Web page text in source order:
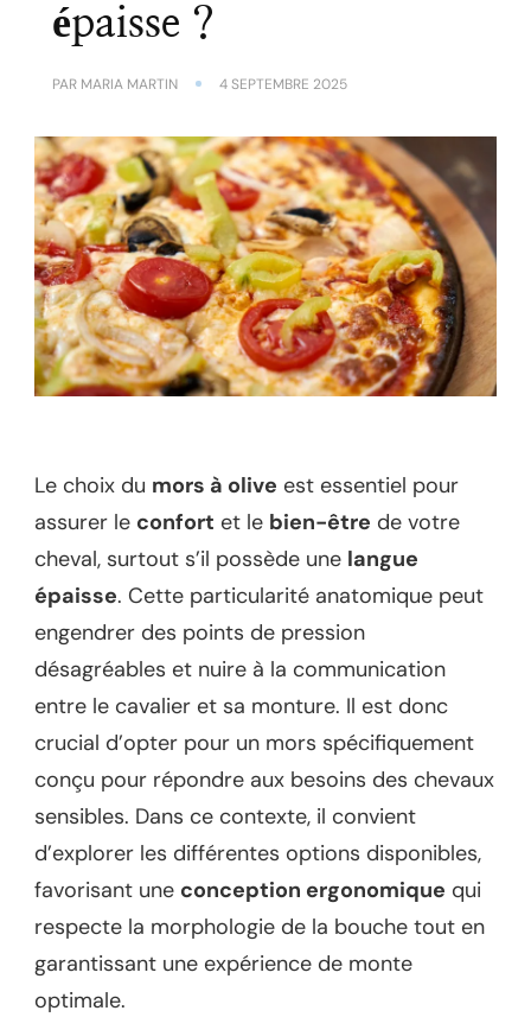
épaisse ?
PAR MARIA MARTIN 4 SEPTEMBRE 2025
Le choix du mors à olive est essentiel pour
assurer le confort et le bien-être de votre
cheval, surtout s’il possède une langue
épaisse. Cette particularité anatomique peut
engendrer des points de pression
désagréables et nuire à la communication
entre le cavalier et sa monture. Il est donc
crucial d’opter pour un mors spécifiquement
conçu pour répondre aux besoins des chevaux
sensibles. Dans ce contexte, il convient
d’explorer les différentes options disponibles,
favorisant une conception ergonomique qui
respecte la morphologie de la bouche tout en
garantissant une expérience de monte
optimale.